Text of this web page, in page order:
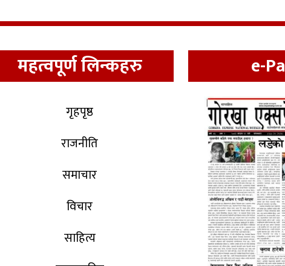
महत्वपूर्ण लिन्कहरु
गृहपृष्ठ
राजनीति
समाचार
विचार
साहित्य
e-